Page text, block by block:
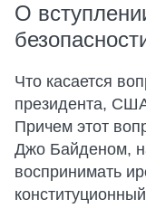
О
Что касается
президента,
Причем этот
Джо Байденом,
воспринимать